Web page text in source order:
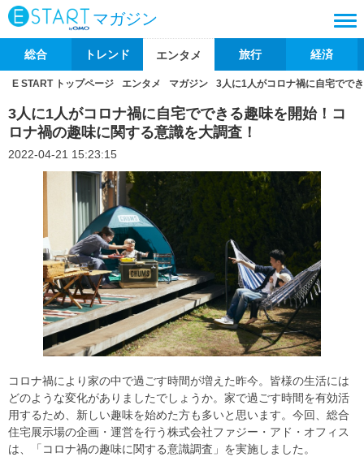
マガジン
総合 トレンド エンタメ 旅行 経済
E START トップページ エンタメ マガジン 3人に1人がコロナ禍に自宅でで
3人に1人がコロナ禍に自宅でできる趣味を開始！コ
ロナ禍の趣味に関する意識を大調査！
2022-04-21 15:23:15
コロナ禍により家の中で過ごす時間が増えた昨今。皆様の生活には
どのような変化がありましたでしょうか。家で過ごす時間を有効活
用するため、新しい趣味を始めた方も多いと思います。今回、総合
住宅展示場の企画・運営を行う株式会社ファジー・アド・オフィス
は、「コロナ禍の趣味に関する意識調査」を実施しました。